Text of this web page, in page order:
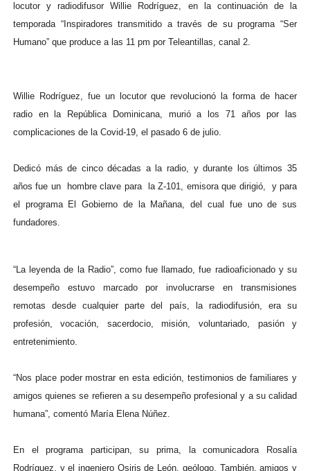
locutor y radiodifusor Willie Rodríguez, en la continuación de la
temporada “Inspiradores transmitido a través de su programa “Ser
Humano” que produce a las 11 pm por Teleantillas, canal 2.
Willie Rodríguez, fue un locutor que revolucionó la forma de hacer
radio en la República Dominicana, murió a los 71 años por las
complicaciones de la Covid-19, el pasado 6 de julio.
Dedicó más de cinco décadas a la radio, y durante los últimos 35
años fue un hombre clave para la Z-101, emisora que dirigió, y para
el programa El Gobierno de la Mañana, del cual fue uno de sus
fundadores.
“La leyenda de la Radio”, como fue llamado, fue radioaficionado y su
desempeño estuvo marcado por involucrarse en transmisiones
remotas desde cualquier parte del país, la radiodifusión, era su
profesión, vocación, sacerdocio, misión, voluntariado, pasión y
entretenimiento.
“Nos place poder mostrar en esta edición, testimonios de familiares y
amigos quienes se refieren a su desempeño profesional y a su calidad
humana”, comentó María Elena Núñez.
En el programa participan, su prima, la comunicadora Rosalía
Rodríguez, y el ingeniero Osiris de León, geólogo. También, amigos y